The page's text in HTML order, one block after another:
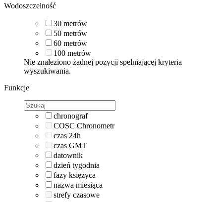
Wodoszczelność
30 metrów
50 metrów
60 metrów
100 metrów
Nie znaleziono żadnej pozycji spełniającej kryteria
wyszukiwania.
Funkcje
chronograf
COSC Chronometr
czas 24h
czas GMT
datownik
dzień tygodnia
fazy księżyca
nazwa miesiąca
strefy czasowe